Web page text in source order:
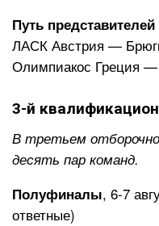
Путь представителей
ЛАСК Австрия —
Олимпиакос Греция
3-й
В третьем
десять пар команд.
Полуфиналы, 6-7
ответные)